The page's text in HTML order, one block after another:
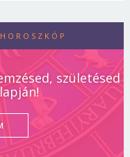
születésed